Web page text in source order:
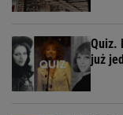
Quiz.
już